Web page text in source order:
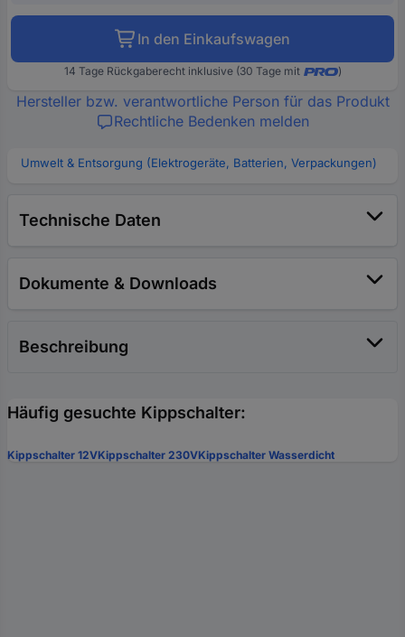
In den Einkaufswagen
14 Tage Rückgaberecht inklusive (30 Tage mit )
Hersteller bzw. verantwortliche Person für das Produkt
Rechtliche Bedenken melden
Umwelt & Entsorgung (Elektrogeräte, Batterien, Verpackungen)
Technische Daten
Dokumente & Downloads
Beschreibung
Häufig gesuchte Kippschalter:
Kippschalter 12VKippschalter 230VKippschalter Wasserdicht